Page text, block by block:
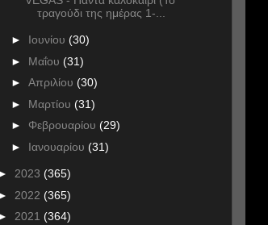
τραγούδι της ημέρας 1-...
► Ιουνίου (30)
► Μαΐου (31)
► Απριλίου (30)
► Μαρτίου (31)
► Φεβρουαρίου (29)
► Ιανουαρίου (31)
2023 (365)
2022 (365)
2021 (364)